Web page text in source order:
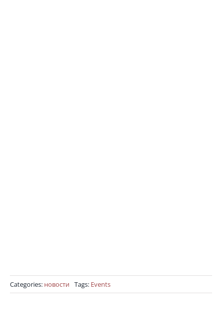
Categories: новости Tags: Events